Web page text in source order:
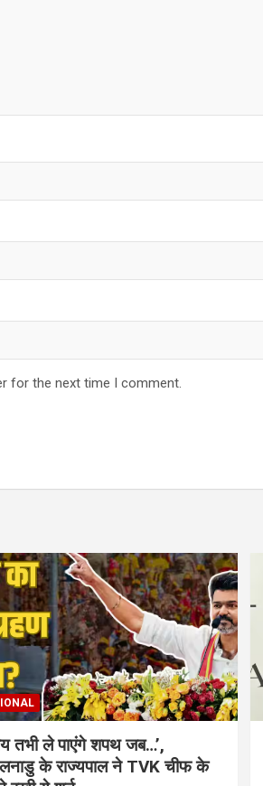
for the next time I comment.
तभी ले पाएंगे शपथ जब…’,
के राज्यपाल ने TVK चीफ के